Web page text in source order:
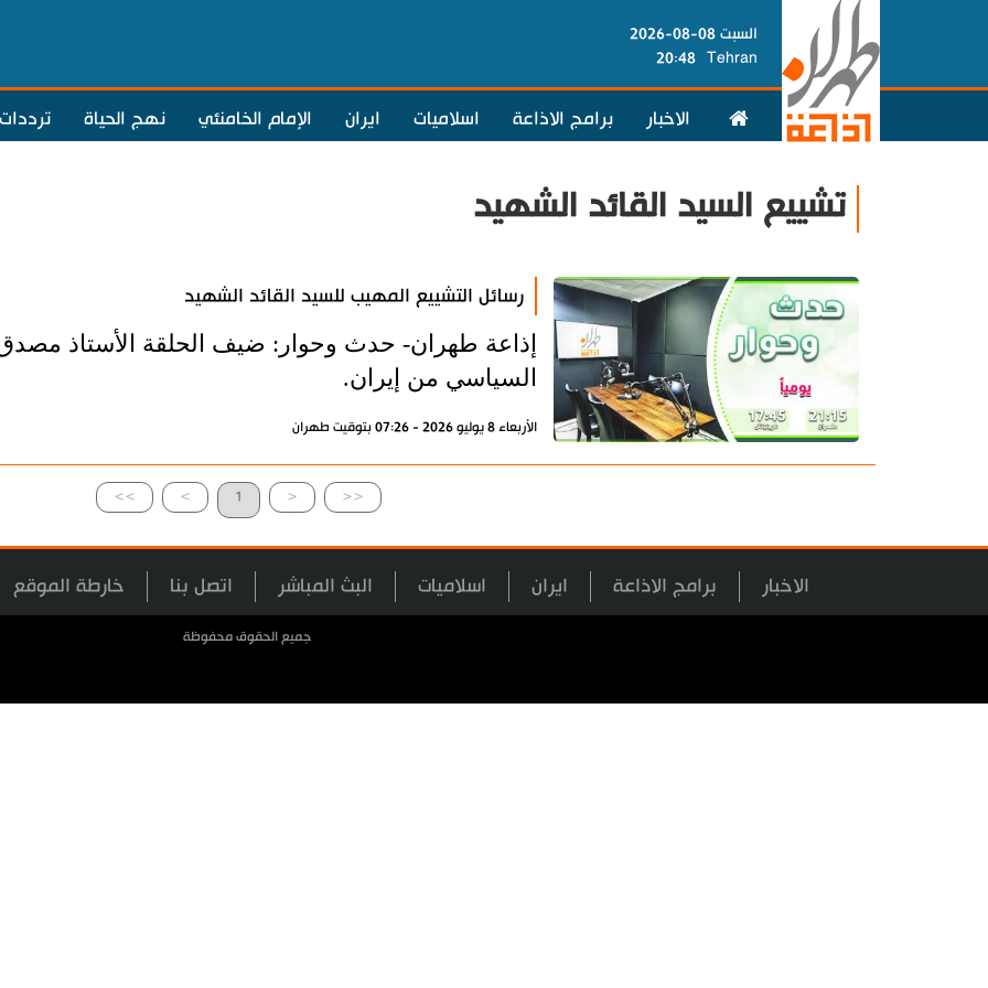
السبت 08-08-2026
Tehran
20:48
الاخبار برامج الاذاعة اسلاميات ايران الإمام الخامنئي نهج الحياة ترددات
تشييع السيد القائد الشهيد
رسائل التشييع المهيب للسيد القائد الشهيد
إذاعة طهران- حدث وحوار: ضيف الحلقة الأستاذ
السياسي من إيران.
الأربعاء 8 يوليو 2026 - 07:26 بتوقيت طهران
>> > 1 < <<
الاخبار برامج الاذاعة ايران اسلاميات البث المباشر اتصل بنا خارطة الموقع
جميع الحقوق محفوظة